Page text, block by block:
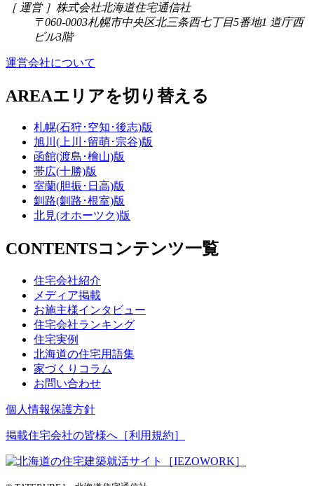
［ 運営 ］ 株式会社北海道住宅通信社
〒060-0003札幌市中央区北三条西七丁目5番地1 道庁西
ビル3階
運営会社について
AREAエリアを切り替える
札幌(石狩･空知･後志)版
旭川(上川･留萌･宗谷)版
函館(渡島･檜山)版
帯広(十勝)版
室蘭(胆振･日高)版
釧路(釧路･根室)版
北見(オホーツク)版
CONTENTSコンテンツ一覧
住宅会社紹介
メディア掲載
お施主様インタビュー
住宅会社ランキング
住宅実例
北海道の住宅用語集
家づくりコラム
お問い合わせ
個人情報保護方針
掲載住宅会社の皆様へ［利用規約］